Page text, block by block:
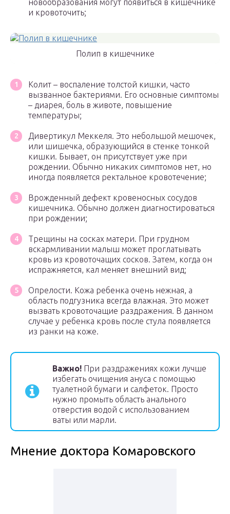
новообразования могут появиться в кишечнике
и кровоточить;
Полип в кишечнике
Колит – воспаление толстой кишки, часто
вызванное бактериями. Его основные симптомы
– диарея, боль в животе, повышение
температуры;
Дивертикул Меккеля. Это небольшой мешочек,
или шишечка, образующийся в стенке тонкой
кишки. Бывает, он присутствует уже при
рождении. Обычно никаких симптомов нет, но
иногда появляется ректальное кровотечение;
Врожденный дефект кровеносных сосудов
кишечника. Обычно должен диагностироваться
при рождении;
Трещины на сосках матери. При грудном
вскармливании малыш может проглатывать
кровь из кровоточащих сосков. Затем, когда он
испражняется, кал меняет внешний вид;
Опрелости. Кожа ребенка очень нежная, а
область подгузника всегда влажная. Это может
вызвать кровоточащие раздражения. В данном
случае у ребенка кровь после стула появляется
из ранки на коже.
Важно! При раздражениях кожи лучше
избегать очищения ануса с помощью
туалетной бумаги и салфеток. Просто
нужно промыть область анального
отверстия водой с использованием
ваты или марли.
Мнение доктора Комаровского